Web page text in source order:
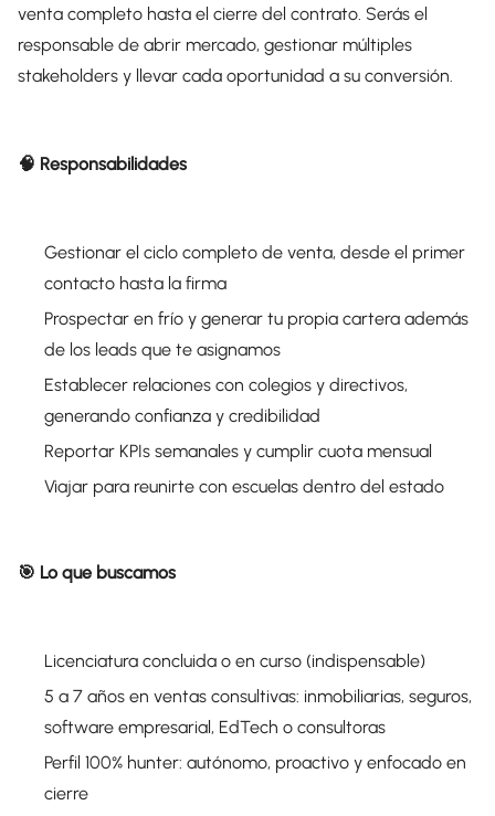
venta completo hasta el cierre del contrato. Serás el
responsable de abrir mercado, gestionar múltiples
stakeholders y llevar cada oportunidad a su conversión.
🧠 Responsabilidades
Gestionar el ciclo completo de venta, desde el primer
contacto hasta la firma
Prospectar en frío y generar tu propia cartera además
de los leads que te asignamos
Establecer relaciones con colegios y directivos,
generando confianza y credibilidad
Reportar KPIs semanales y cumplir cuota mensual
Viajar para reunirte con escuelas dentro del estado
🎯 Lo que buscamos
Licenciatura concluida o en curso (indispensable)
5 a 7 años en ventas consultivas: inmobiliarias, seguros,
software empresarial, EdTech o consultoras
Perfil 100% hunter: autónomo, proactivo y enfocado en
cierre